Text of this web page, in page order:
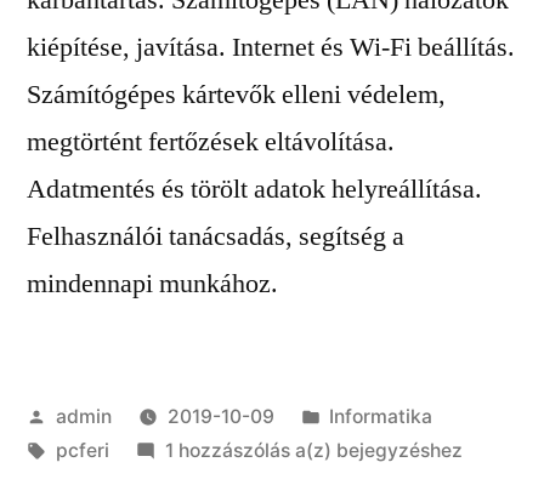
kiépítése, javítása. Internet és Wi-Fi beállítás.
Számítógépes kártevők elleni védelem,
megtörtént fertőzések eltávolítása.
Adatmentés és törölt adatok helyreállítása.
Felhasználói tanácsadás, segítség a
mindennapi munkához.
Szerző:
admin 2019-10-09 Kategória:
Informatika
Címke:
pcferi 1 hozzászólás a(z)Üdvözlök
bejegyzéshez